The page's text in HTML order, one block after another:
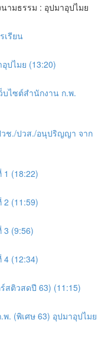
ามธรรม : อุปมาอุปไมย
เรียน
ปไมย (13:20)
บไซต์สำนักงาน ก.พ.
ช./ปวส./อนุปริญญา จาก
(18:22)
(11:59)
(9:56)
(12:34)
สติวสดปี 63) (11:15)
. (พิเศษ 63) อุปมาอุปไมย